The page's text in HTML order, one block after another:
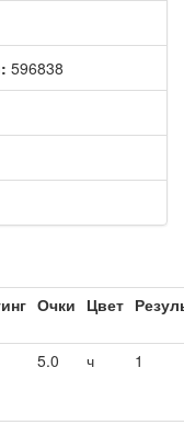
596838
Очки Цвет
5.0 ч 1